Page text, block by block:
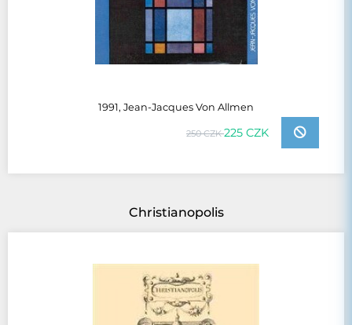
1991, Jean-Jacques Von Allmen
250 CZK225 CZK
Christianopolis